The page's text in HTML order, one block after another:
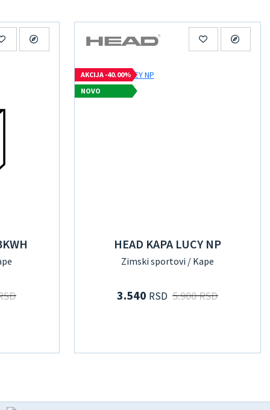
AKCIJA -40.00%
NOVO
HEAD KAPA LUCY NP
Zimski sportovi / Kape
3.540 RSD 5.900 RSD